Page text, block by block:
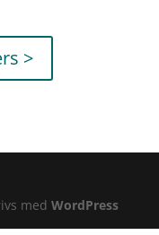
>
med WordPress